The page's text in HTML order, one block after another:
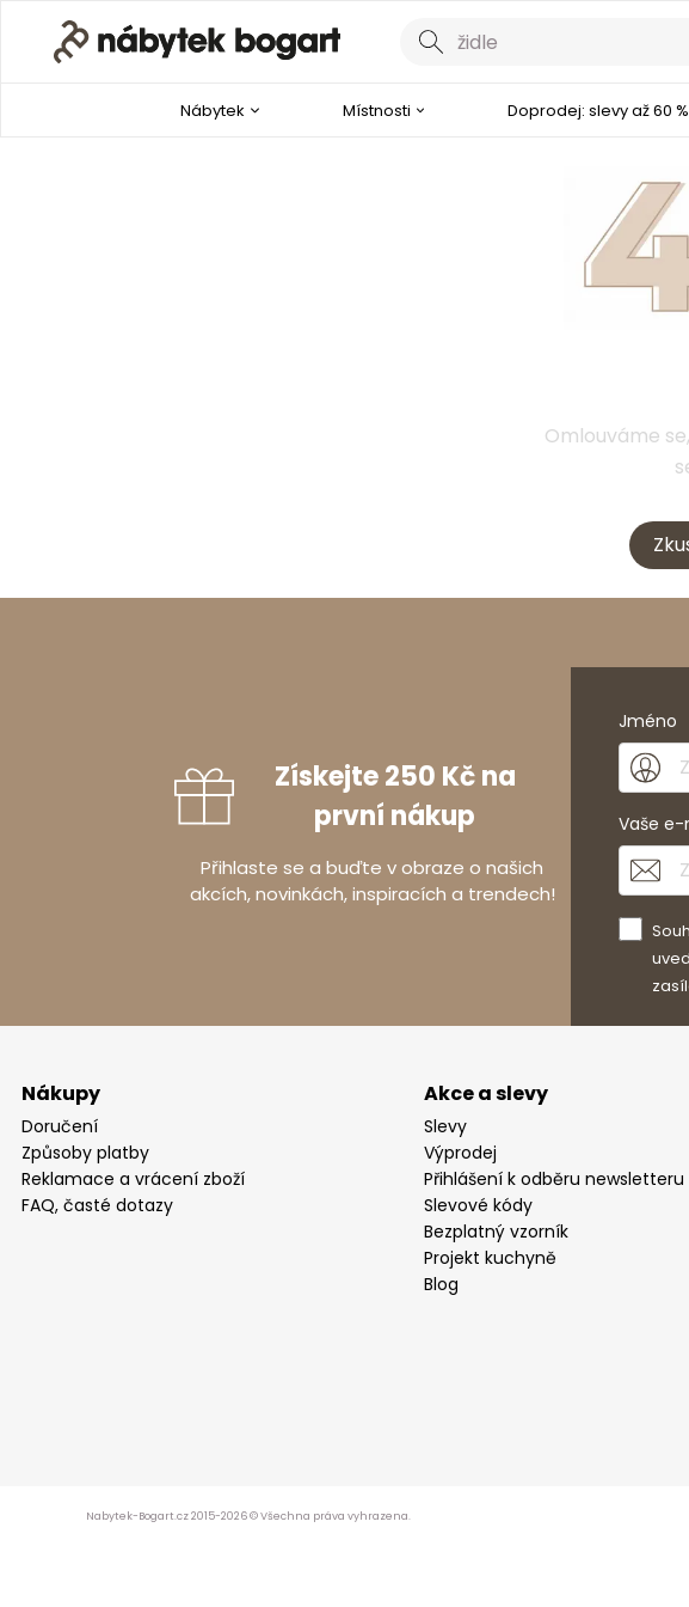
Nábytek Místnosti Doprodej: slevy až 60 %
Omlouváme
Získejte 250 Kč na
první nákup
Přihlaste se a buďte v obraze o našich
akcích, novinkách, inspiracích a trendech!
Jméno
Vaše e-
Nákupy
Doručení
Způsoby platby
Reklamace a vrácení zboží
FAQ, časté dotazy
Akce a slevy
Slevy
Výprodej
Přihlášení k odběru newsletteru
Slevové kódy
Bezplatný vzorník
Projekt kuchyně
Blog
Nabytek-Bogart.cz 2015-2026 © Všechna práva vyhrazena.